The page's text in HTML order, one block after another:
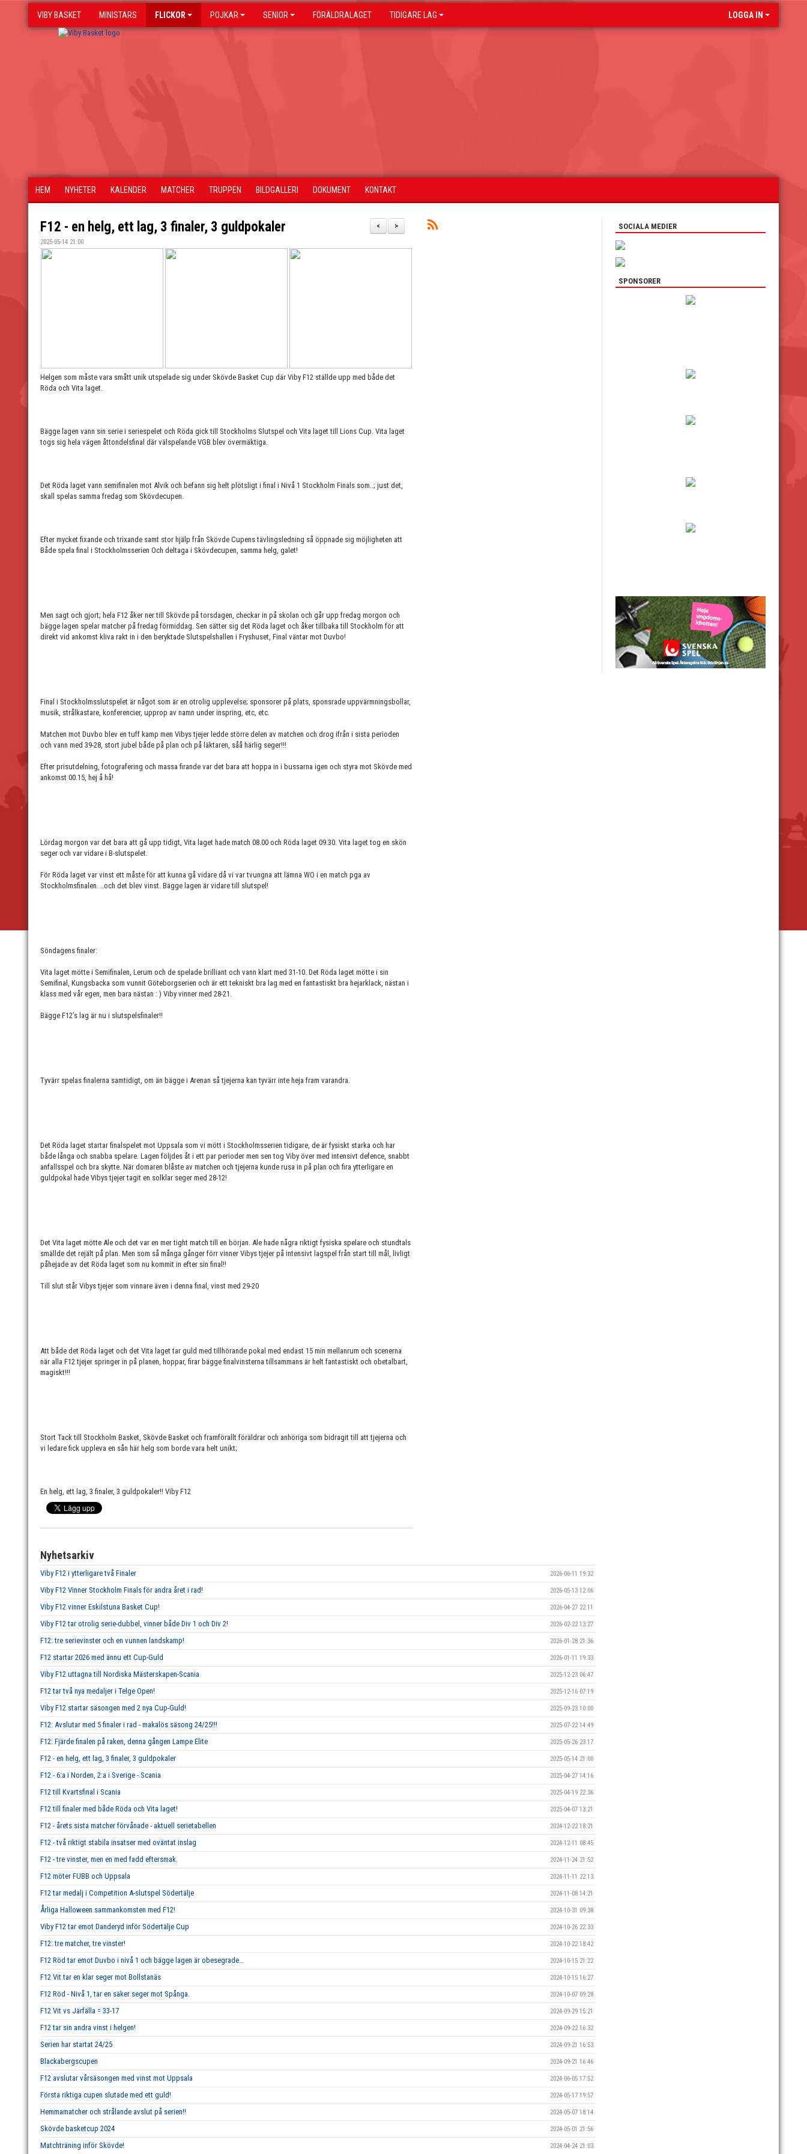
VIBY BASKET MINISTARS FLICKOR POJKAR SENIOR FÖRÄLDRALAGET TIDIGARE LAG LOGGA IN
HEM NYHETER KALENDER MATCHER TRUPPEN BILDGALLERI DOKUMENT KONTAKT
>
<
F12 - en helg, ett lag, 3 finaler, 3 guldpokaler
2025-05-14 21:00
Helgen som måste vara smått unik utspelade sig under Skövde Basket Cup där Viby F12 ställde upp med både det
Röda och Vita laget.
Bägge lagen vann sin serie i seriespelet och Röda gick till Stockholms Slutspel och Vita laget till Lions Cup. Vita laget
togs sig hela vägen åttondelsfinal där välspelande VGB blev övermäktiga.
Det Röda laget vann semifinalen mot Alvik och befann sig helt plötsligt i final i Nivå 1 Stockholm Finals som..; just det,
skall spelas samma fredag som Skövdecupen.
Efter mycket fixande och trixande samt stor hjälp från Skövde Cupens tävlingsledning så öppnade sig möjligheten att
Både spela final i Stockholmsserien Och deltaga i Skövdecupen, samma helg, galet!
Men sagt och gjort; hela F12 åker ner till Skövde på torsdagen, checkar in på skolan och går upp fredag morgon och
bägge lagen spelar matcher på fredag förmiddag. Sen sätter sig det Röda laget och åker tillbaka till Stockholm för att
direkt vid ankomst kliva rakt in i den beryktade Slutspelshallen i Fryshuset, Final väntar mot Duvbo!
Final i Stockholmsslutspelet är något som är en otrolig upplevelse; sponsorer på plats, sponsrade uppvärmningsbollar,
musik, strålkastare, konferencier, upprop av namn under inspring, etc, etc.
Matchen mot Duvbo blev en tuff kamp men Vibys tjejer ledde större delen av matchen och drog ifrån i sista perioden
och vann med 39-28, stort jubel både på plan och på läktaren, såå härlig seger!!!
Efter prisutdelning, fotografering och massa firande var det bara att hoppa in i bussarna igen och styra mot Skövde med
ankomst 00.15, hej å hå!
Lördag morgon var det bara att gå upp tidigt, Vita laget hade match 08.00 och Röda laget 09.30. Vita laget tog en skön
seger och var vidare i B-slutspelet.
För Röda laget var vinst ett måste för att kunna gå vidare då vi var tvungna att lämna WO i en match pga av
Stockholmsfinalen. ..och det blev vinst. Bägge lagen är vidare till slutspel!
Söndagens finaler:
Vita laget mötte i Semifinalen, Lerum och de spelade brilliant och vann klart med 31-10. Det Röda laget mötte i sin
Semifinal, Kungsbacka som vunnit Göteborgserien och är ett tekniskt bra lag med en fantastiskt bra hejarklack, nästan i
klass med vår egen, men bara nästan : ) Viby vinner med 28-21.
Bägge F12’s lag är nu i slutspelsfinaler!!
Tyvärr spelas finalerna samtidigt, om än bägge i Arenan så tjejerna kan tyvärr inte heja fram varandra.
Det Röda laget startar finalspelet mot Uppsala som vi mött i Stockholmsserien tidigare, de är fysiskt starka och har
både långa och snabba spelare. Lagen följdes åt i ett par perioder men sen tog Viby över med intensivt defence, snabbt
anfallsspel och bra skytte. När domaren blåste av matchen och tjejerna kunde rusa in på plan och fira ytterligare en
guldpokal hade Vibys tjejer tagit en solklar seger med 28-12!
Det Vita laget mötte Ale och det var en mer tight match till en början. Ale hade några riktigt fysiska spelare och stundtals
smällde det rejält på plan. Men som så många gånger förr vinner Vibys tjejer på intensivt lagspel från start till mål, livligt
påhejade av det Röda laget som nu kommit in efter sin final!!
Till slut står Vibys tjejer som vinnare även i denna final, vinst med 29-20
Att både det Röda laget och det Vita laget tar guld med tillhörande pokal med endast 15 min mellanrum och scenerna
när alla F12 tjejer springer in på planen, hoppar, firar bägge finalvinsterna tillsammans är helt fantastiskt och obetalbart,
magiskt!!!
Stort Tack till Stockholm Basket, Skövde Basket och framförallt föräldrar och anhöriga som bidragit till att tjejerna och
vi ledare fick uppleva en sån här helg som borde vara helt unikt;
En helg, ett lag, 3 finaler, 3 guldpokaler!! Viby F12
Nyhetsarkiv
Viby F12 i ytterligare två Finaler 2026-06-11 19:32
Viby F12 Vinner Stockholm Finals för andra året i rad! 2026-05-13 12:06
Viby F12 vinner Eskilstuna Basket Cup! 2026-04-27 22:11
Viby F12 tar otrolig serie-dubbel, vinner både Div 1 och Div 2! 2026-02-22 13:27
F12: tre serievinster och en vunnen landskamp! 2026-01-28 21:36
F12 startar 2026 med ännu ett Cup-Guld 2026-01-11 19:33
Viby F12 uttagna till Nordiska Mästerskapen-Scania 2025-12-23 06:47
F12 tar två nya medaljer i Telge Open! 2025-12-16 07:19
Viby F12 startar säsongen med 2 nya Cup-Guld! 2025-09-23 10:00
F12: Avslutar med 5 finaler i rad - makalös säsong 24/25!!! 2025-07-22 14:49
F12: Fjärde finalen på raken, denna gången Lampe Elite 2025-05-26 23:17
F12 - en helg, ett lag, 3 finaler, 3 guldpokaler 2025-05-14 21:00
F12 - 6:a i Norden, 2:a i Sverige - Scania 2025-04-27 14:16
F12 till Kvartsfinal i Scania 2025-04-19 22:36
F12 till finaler med både Röda och Vita laget! 2025-04-07 13:21
F12 - årets sista matcher förvånade - aktuell serietabellen 2024-12-22 18:21
F12 - två riktigt stabila insatser med oväntat inslag 2024-12-11 08:45
F12 - tre vinster, men en med fadd eftersmak. 2024-11-24 21:52
F12 möter FUBB och Uppsala 2024-11-11 22:13
F12 tar medalj i Competition A-slutspel Södertälje 2024-11-08 14:21
Årliga Halloween sammankomsten med F12! 2024-10-31 09:38
Viby F12 tar emot Danderyd inför Södertälje Cup 2024-10-26 22:33
F12: tre matcher, tre vinster! 2024-10-22 18:42
F12 Röd tar emot Duvbo i nivå 1 och bägge lagen är obesegrade… 2024-10-15 21:22
F12 Vit tar en klar seger mot Bollstanäs 2024-10-15 16:27
F12 Röd - Nivå 1, tar en säker seger mot Spånga. 2024-10-07 09:28
F12 Vit vs Järfälla = 33-17 2024-09-29 15:21
F12 tar sin andra vinst i helgen! 2024-09-22 16:32
Serien har startat 24/25 2024-09-21 16:53
Blackabergscupen 2024-09-21 16:46
F12 avslutar vårsäsongen med vinst mot Uppsala 2024-06-05 17:52
Första riktiga cupen slutade med ett guld! 2024-05-17 19:57
Hemmamatcher och strålande avslut på serien!! 2024-05-07 18:14
Skövde basketcup 2024 2024-05-01 21:56
Matchträning inför Skövde! 2024-04-24 21:03
SOCIALA MEDIER
SPONSORER